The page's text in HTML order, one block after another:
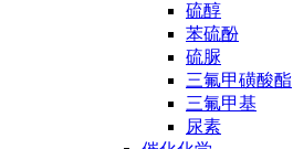
硫醇
苯硫酚
硫脲
三氟甲磺酸酯
三氟甲基
尿素